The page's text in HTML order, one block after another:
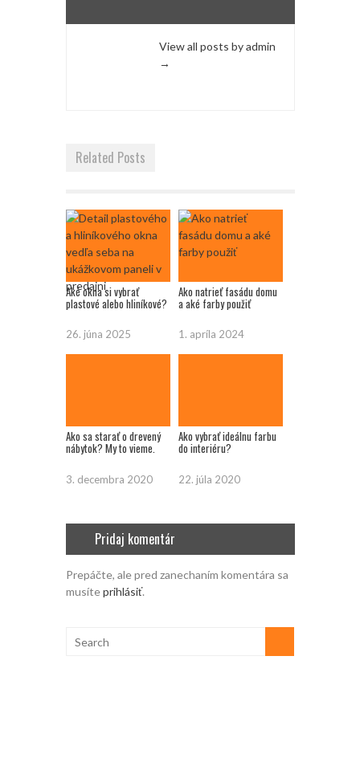
View all posts by admin
→
Related Posts
Aké okna si vybrať
plastové alebo hliníkové?
26. júna 2025
Ako natrieť fasádu domu
a aké farby použiť
1. apríla 2024
Ako sa starať o drevený
nábytok? My to vieme.
3. decembra 2020
Ako vybrať ideálnu farbu
do interiéru?
22. júla 2020
Pridaj komentár
Prepáčte, ale pred zanechaním komentára sa
musíteprihlásiť.